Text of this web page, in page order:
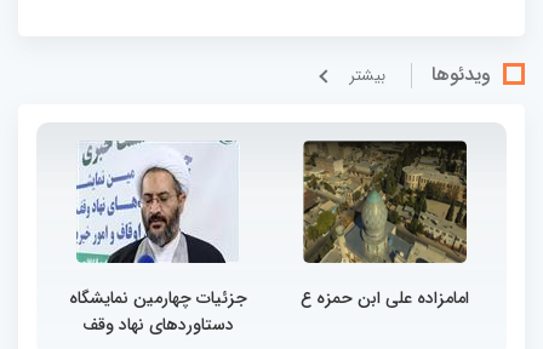
ویدئوها بيشتر
امامزاده علی ابن حمزه ع
جزئیات چهارمین نمایشگاه
دستاوردهای نهاد وقف